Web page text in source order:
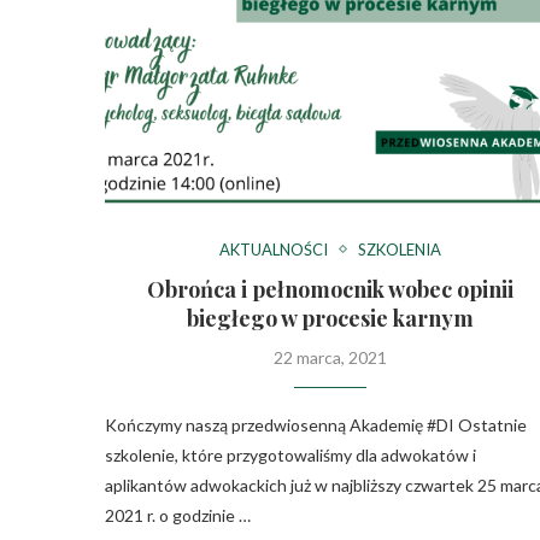
AKTUALNOŚCI SZKOLENIA
Obrońca i pełnomocnik wobec opinii
biegłego w procesie karnym
22 marca, 2021
Kończymy naszą przedwiosenną Akademię #DI Ostatnie
szkolenie, które przygotowaliśmy dla adwokatów i
aplikantów adwokackich już w najbliższy czwartek 25
2021 r. o godzinie …